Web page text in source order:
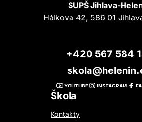
SUPŠ Jihlava-
Hálkova 42, 586 01
+420 567 584
YOUTUBE INSTAGRAM
Škola
Kontakty